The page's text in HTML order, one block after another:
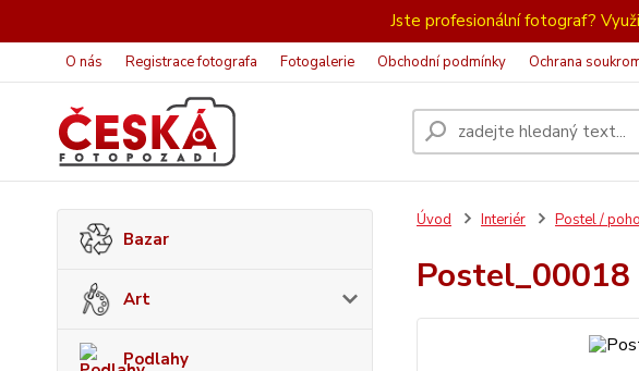
Jste profesionální fotograf?
O nás Registrace fotografa Fotogalerie Obchodní podmínky Ochrana
Bazar
Art
Podlahy
Úvod Interiér Postel /
Postel_00018